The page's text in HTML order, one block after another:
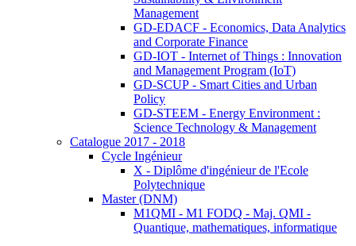
Management
GD-EDACF - Economics, Data Analytics
and Corporate Finance
GD-IOT - Internet of Things : Innovation
and Management Program (IoT)
GD-SCUP - Smart Cities and Urban
Policy
GD-STEEM - Energy Environment :
Science Technology & Management
Catalogue 2017 - 2018
Cycle Ingénieur
X - Diplôme d'ingénieur de l'Ecole
Polytechnique
Master (DNM)
M1QMI - M1 FODQ - Maj. QMI -
Quantique, mathematiques, informatique